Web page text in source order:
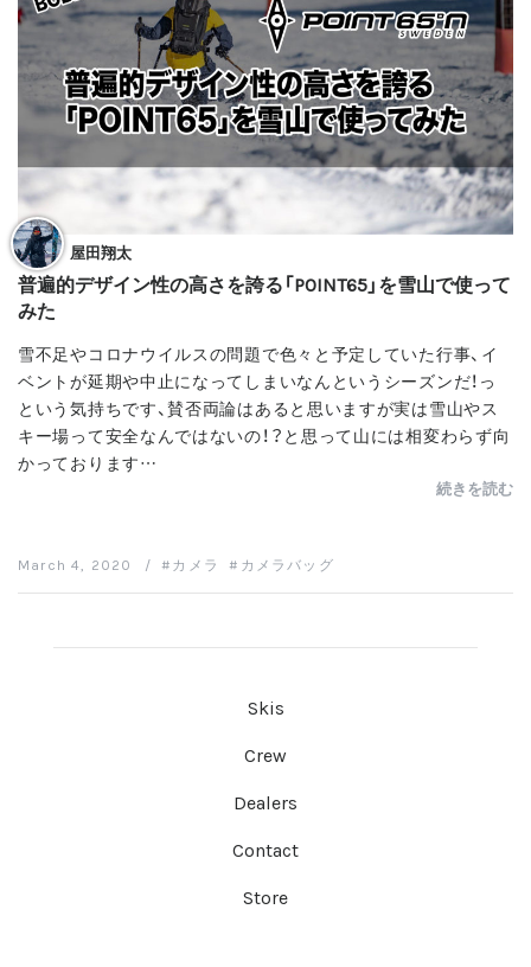
屋田翔太
普遍的デザイン性の高さを誇る「POINT65」を雪山で使って
みた
雪不足やコロナウイルスの問題で色々と予定していた行事、イ
ベントが延期や中止になってしまいなんというシーズンだ！っ
という気持ちです、賛否両論はあると思いますが実は雪山やス
キー場って安全なんではないの！？と思って山には相変わらず向
かっております…
続きを読む
March 4, 2020 / カメラ カメラバッグ
Skis
Crew
Dealers
Contact
Store